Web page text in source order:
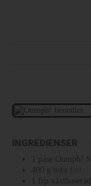
INGREDIENSER
påse Oumph!
400
g tofu
frp